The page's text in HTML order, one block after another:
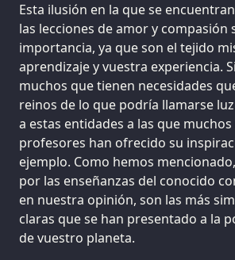
Esta ilusión en la que se
las lecciones de amor y compasión
importancia, ya que son el tejido
aprendizaje y vuestra experiencia.
muchos que tienen necesidades
reinos de lo que podría llamarse
a estas entidades a las que
profesores han ofrecido su
ejemplo. Como hemos
por las enseñanzas del conocido
en nuestra opinión, son las más
claras que se han presentado a la
de vuestro planeta.